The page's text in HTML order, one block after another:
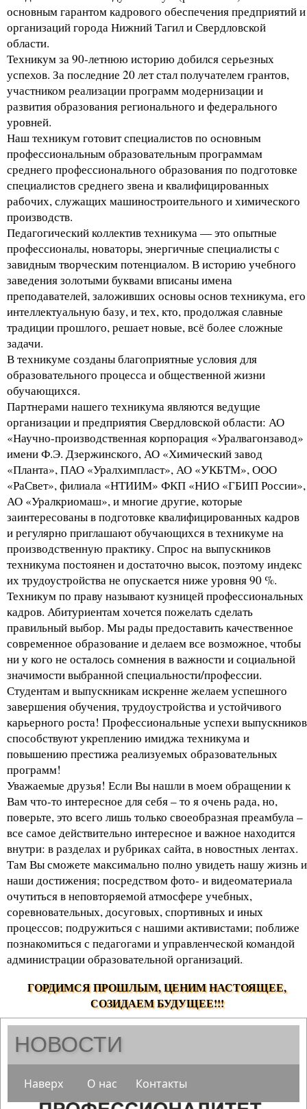
основным гарантом кадрового обеспечения предприятий и
организаций города Нижний Тагил и Свердловской
области.
Техникум за 90-летнюю историю добился серьезных
успехов. За последние 20 лет стал получателем грантов,
участником реализации программ модернизации и
развития образования регионального и федерального
уровней.
Наш техникум готовит специалистов по основным
профессиональным образовательным программам
среднего профессионального образования по подготовке
специалистов среднего звена и квалифицированных
рабочих, служащих машиностроительного и химического
производств.
Педагогический коллектив техникума — это опытные
профессионалы, новаторы, энергичные специалисты с
завидным творческим потенциалом. В историю учебного
заведения золотыми буквами вписаны имена
преподавателей, заложивших основы основ техникума, его
интеллектуальную базу, и тех, кто, продолжая славные
традиции прошлого, решает новые, всё более сложные
задачи.
В техникуме созданы благоприятные условия для
образовательного процесса и общественной жизни
обучающихся.
Партнерами нашего техникума являются ведущие
организации и предприятия Свердловской области: АО
«Научно-производственная корпорация «Уралвагонзавод»
имени Ф.Э. Дзержинского, АО «Химический завод
«Планта», ПАО «Уралхимпласт», АО «УКБТМ», ООО
«РаСвет», филиала «НТИИМ» ФКП «НИО «ГБИП России»,
АО «Уралкриомаш», и многие другие, которые
заинтересованы в подготовке квалифицированных кадров
и регулярно приглашают обучающихся в техникуме на
производственную практику. Спрос на выпускников
техникума постоянен и достаточно высок, поэтому индекс
их трудоустройства не опускается ниже уровня 90 %.
Техникум по праву называют кузницей профессиональных
кадров. Абитуриентам хочется пожелать сделать
правильный выбор. Мы рады предоставить качественное
современное образование и делаем все возможное, чтобы
ни у кого не осталось сомнения в важности и социальной
значимости выбранной специальности/профессии.
Студентам и выпускникам искренне желаем успешного
завершения обучения, трудоустройства и устойчивого
карьерного роста! Профессиональные успехи выпускников
способствуют укреплению имиджа техникума и
повышению престижа реализуемых образовательных
программ!
Уважаемые друзья! Если Вы нашли в моем обращении к
Вам что-то интересное для себя – то я очень рада, но,
поверьте, это всего лишь только своеобразная преамбула –
все самое действительно интересное и важное находится
внутри: в разделах и рубриках сайта, в новостных лентах.
Там Вы сможете максимально полно увидеть нашу жизнь и
наши достижения; посредством фото- и видеоматериала
очутиться в неповторяемой атмосфере учебных,
соревновательных, досуговых, спортивных и иных
процессов; подружиться с нашими активистами; поближе
познакомиться с педагогами и управленческой командой
администрации образовательной организаций.
ГОРДИМСЯ ПРОШЛЫМ, ЦЕНИМ НАСТОЯЩЕЕ,
СОЗИДАЕМ БУДУЩЕЕ!!!